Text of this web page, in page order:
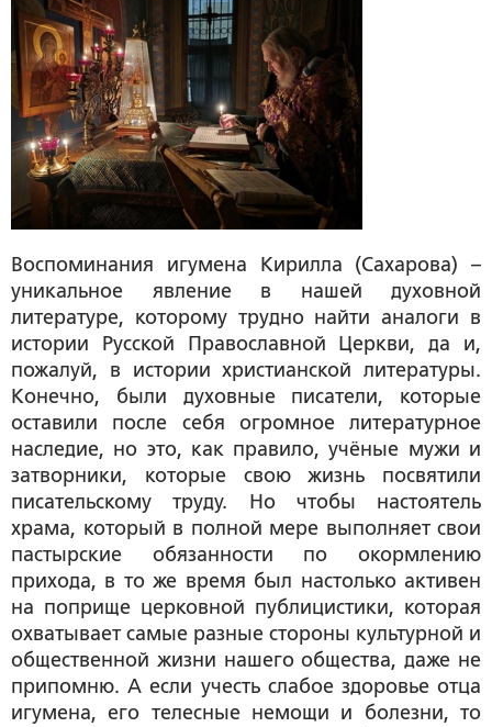
Воспоминания игумена Кирилла (Сахарова) –
уникальное явление в нашей духовной
литературе, которому трудно найти аналоги в
истории Русской Православной Церкви, да и,
пожалуй, в истории христианской литературы.
Конечно, были духовные писатели, которые
оставили после себя огромное литературное
наследие, но это, как правило, учёные мужи и
затворники, которые свою жизнь посвятили
писательскому труду. Но чтобы настоятель
храма, который в полной мере выполняет свои
пастырские обязанности по окормлению
прихода, в то же время был настолько активен
на поприще церковной публицистики, которая
охватывает самые разные стороны культурной и
общественной жизни нашего общества, даже не
припомню. А если учесть слабое здоровье отца
игумена, его телесные немощи и болезни, то